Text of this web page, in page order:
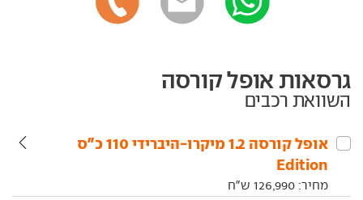
גרסאות אופל קורסה
השוואת רכבים
אופל‏ קורסה‏ 1.2 מיקרו-היברידי 110 כ"ס
Edition
מחיר: 126,990 ש"ח